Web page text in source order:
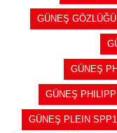
GÜNEŞ
GÜNEŞ
GÜNEŞ
GÜNEŞ PLEIN